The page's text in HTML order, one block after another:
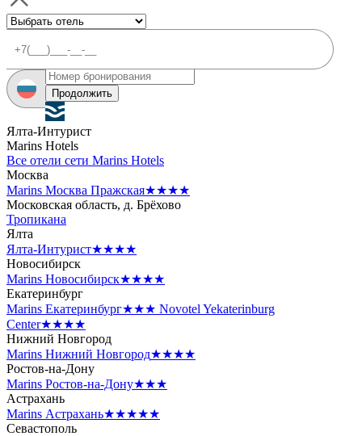
Продолжить
Ялта-Интурист
Marins Hotels
Все отели сети Marins Hotels
Москва
Marins Москва Пражская★★★★
Московская область, д. Брёхово
Тропикана
Ялта
Ялта-Интурист★★★★
Новосибирск
Marins Новосибирск★★★★
Екатеринбург
Marins Екатеринбург★★★ Novotel Yekaterinburg
Center★★★★
Нижний Новгород
Marins Нижний Новгород★★★★
Ростов-на-Дону
Marins Ростов-на-Дону★★★
Астрахань
Marins Астрахань★★★★★
Севастополь